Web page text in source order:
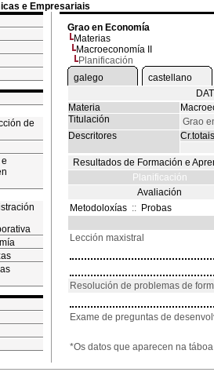
e Empresariais
de
Grao en Economía
Materias
Macroeconomía II
Planificación
galego
castellano
Materia
Titulación
Grao
Descritores
Cr.totais
Resultados de Formación e
Planificación
Avaliación
Metodoloxías :: Probas
Lección maxistral
Resolución de problemas de
Exame de preguntas de
*Os datos que aparecen na